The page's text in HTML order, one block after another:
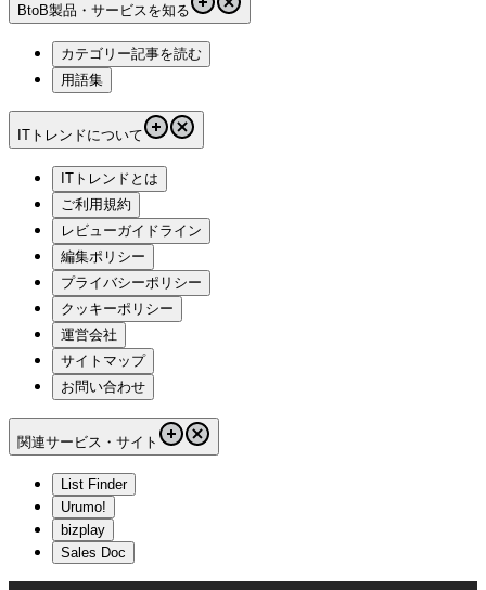
BtoB製品・サービスを知る
カテゴリー記事を読む
用語集
ITトレンドについて
ITトレンドとは
ご利用規約
レビューガイドライン
編集ポリシー
プライバシーポリシー
クッキーポリシー
運営会社
サイトマップ
お問い合わせ
関連サービス・サイト
List Finder
Urumo!
bizplay
Sales Doc